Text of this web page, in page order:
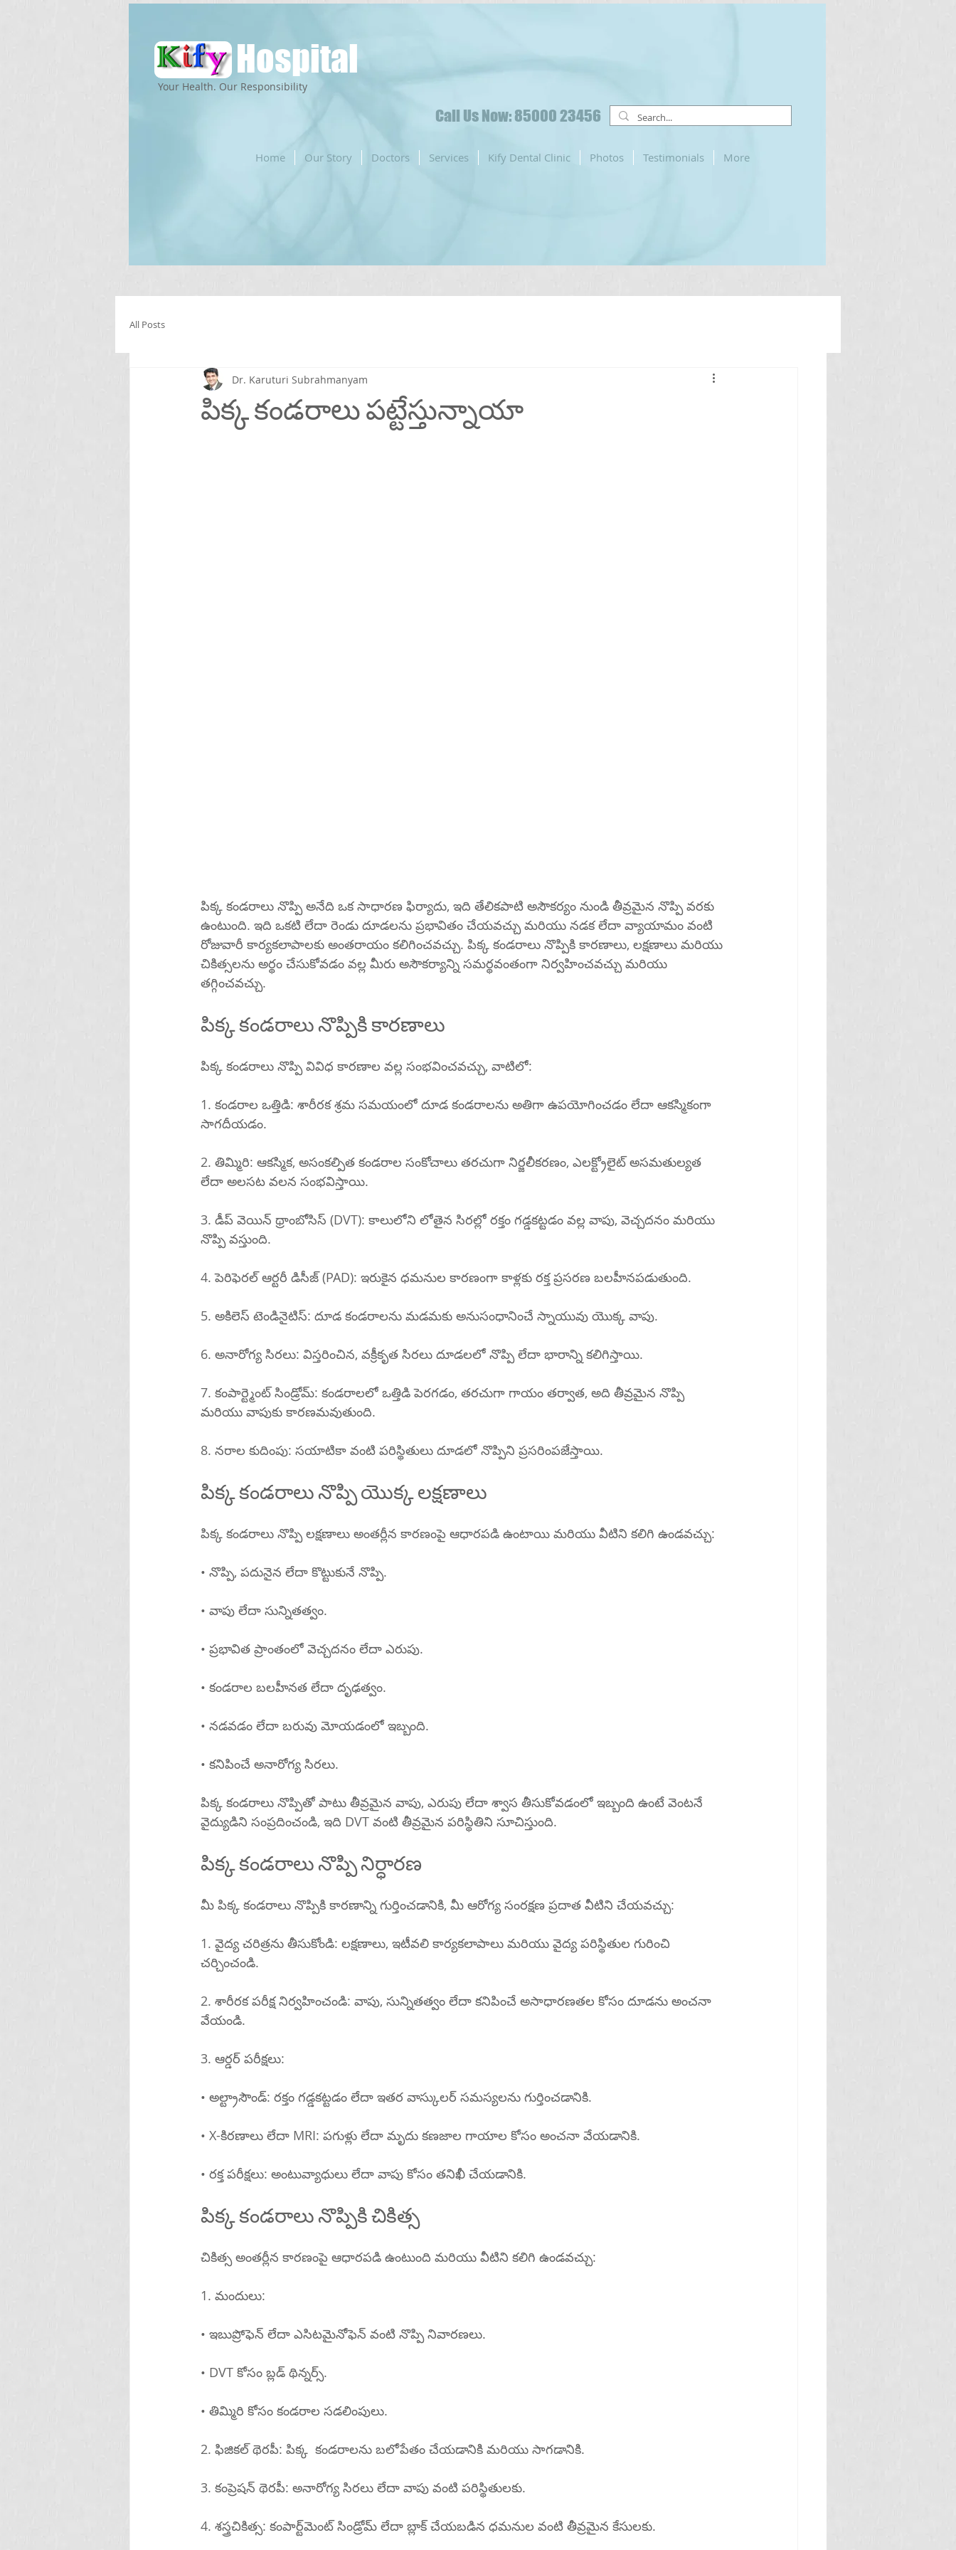
Hospital
Call Us Now: 85000 23456
Home Our Story Doctors Services Kify Dental Clinic Photos Testimonials More
Your Health. Our Responsibility
All Posts
పిక్క కండరాలు పట్టేస్తున్నాయా
Dr. Karuturi Subrahmanyam
పిక్క కండరాలు నొప్పి అనేది ఒక సాధారణ ఫిర్యాదు, ఇది తేలికపాటి అసౌకర్యం నుండి తీవ్రమైన నొప్పి వరకు
ఉంటుంది. ఇది ఒకటి లేదా రెండు దూడలను ప్రభావితం చేయవచ్చు మరియు నడక లేదా వ్యాయామం వంటి
రోజువారీ కార్యకలాపాలకు అంతరాయం కలిగించవచ్చు. పిక్క కండరాలు నొప్పికి కారణాలు, లక్షణాలు మరియు
చికిత్సలను అర్థం చేసుకోవడం వల్ల మీరు అసౌకర్యాన్ని సమర్థవంతంగా నిర్వహించవచ్చు మరియు
తగ్గించవచ్చు.
పిక్క కండరాలు నొప్పికి కారణాలు
పిక్క కండరాలు నొప్పి వివిధ కారణాల వల్ల సంభవించవచ్చు, వాటిలో:
1. కండరాల ఒత్తిడి: శారీరక శ్రమ సమయంలో దూడ కండరాలను అతిగా ఉపయోగించడం లేదా ఆకస్మికంగా
సాగదీయడం.
2. తిమ్మిరి: ఆకస్మిక, అసంకల్పిత కండరాల సంకోచాలు తరచుగా నిర్జలీకరణం, ఎలక్ట్రోలైట్ అసమతుల్యత
లేదా అలసట వలన సంభవిస్తాయి.
3. డీప్ వెయిన్ థ్రాంబోసిస్ (DVT): కాలులోని లోతైన సిరల్లో రక్తం గడ్డకట్టడం వల్ల వాపు, వెచ్చదనం మరియు
నొప్పి వస్తుంది.
4. పెరిఫెరల్ ఆర్టరీ డిసీజ్ (PAD): ఇరుకైన ధమనుల కారణంగా కాళ్లకు రక్త ప్రసరణ బలహీనపడుతుంది.
5. అకిలెస్ టెండినైటిస్: దూడ కండరాలను మడమకు అనుసంధానించే స్నాయువు యొక్క వాపు.
6. అనారోగ్య సిరలు: విస్తరించిన, వక్రీకృత సిరలు దూడలలో నొప్పి లేదా భారాన్ని కలిగిస్తాయి.
7. కంపార్ట్మెంట్ సిండ్రోమ్: కండరాలలో ఒత్తిడి పెరగడం, తరచుగా గాయం తర్వాత, అది తీవ్రమైన నొప్పి
మరియు వాపుకు కారణమవుతుంది.
8. నరాల కుదింపు: సయాటికా వంటి పరిస్థితులు దూడలో నొప్పిని ప్రసరింపజేస్తాయి.
పిక్క కండరాలు నొప్పి యొక్క లక్షణాలు
పిక్క కండరాలు నొప్పి లక్షణాలు అంతర్లీన కారణంపై ఆధారపడి ఉంటాయి మరియు వీటిని కలిగి ఉండవచ్చు:
• నొప్పి, పదునైన లేదా కొట్టుకునే నొప్పి.
• వాపు లేదా సున్నితత్వం.
• ప్రభావిత ప్రాంతంలో వెచ్చదనం లేదా ఎరుపు.
• కండరాల బలహీనత లేదా దృఢత్వం.
• నడవడం లేదా బరువు మోయడంలో ఇబ్బంది.
• కనిపించే అనారోగ్య సిరలు.
పిక్క కండరాలు నొప్పితో పాటు తీవ్రమైన వాపు, ఎరుపు లేదా శ్వాస తీసుకోవడంలో ఇబ్బంది ఉంటే వెంటనే
వైద్యుడిని సంప్రదించండి, ఇది DVT వంటి తీవ్రమైన పరిస్థితిని సూచిస్తుంది.
పిక్క కండరాలు నొప్పి నిర్ధారణ
మీ పిక్క కండరాలు నొప్పికి కారణాన్ని గుర్తించడానికి, మీ ఆరోగ్య సంరక్షణ ప్రదాత వీటిని చేయవచ్చు:
1. వైద్య చరిత్రను తీసుకోండి: లక్షణాలు, ఇటీవలి కార్యకలాపాలు మరియు వైద్య పరిస్థితుల గురించి
చర్చించండి.
2. శారీరక పరీక్ష నిర్వహించండి: వాపు, సున్నితత్వం లేదా కనిపించే అసాధారణతల కోసం దూడను అంచనా
వేయండి.
3. ఆర్డర్ పరీక్షలు:
• అల్ట్రాసౌండ్: రక్తం గడ్డకట్టడం లేదా ఇతర వాస్కులర్ సమస్యలను గుర్తించడానికి.
• X-కిరణాలు లేదా MRI: పగుళ్లు లేదా మృదు కణజాల గాయాల కోసం అంచనా వేయడానికి.
• రక్త పరీక్షలు: అంటువ్యాధులు లేదా వాపు కోసం తనిఖీ చేయడానికి.
పిక్క కండరాలు నొప్పికి చికిత్స
చికిత్స అంతర్లీన కారణంపై ఆధారపడి ఉంటుంది మరియు వీటిని కలిగి ఉండవచ్చు:
1. మందులు:
• ఇబుప్రోఫెన్ లేదా ఎసిటమైనోఫెన్ వంటి నొప్పి నివారణలు.
• DVT కోసం బ్లడ్ థిన్నర్స్.
• తిమ్మిరి కోసం కండరాల సడలింపులు.
2. ఫిజికల్ థెరపీ: పిక్క  కండరాలను బలోపేతం చేయడానికి మరియు సాగడానికి.
3. కంప్రెషన్ థెరపీ: అనారోగ్య సిరలు లేదా వాపు వంటి పరిస్థితులకు.
4. శస్త్రచికిత్స: కంపార్ట్‌మెంట్ సిండ్రోమ్ లేదా బ్లాక్ చేయబడిన ధమనుల వంటి తీవ్రమైన కేసులకు.